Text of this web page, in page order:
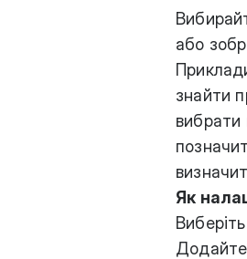
або
знайти
вибрати
Як
Додайте